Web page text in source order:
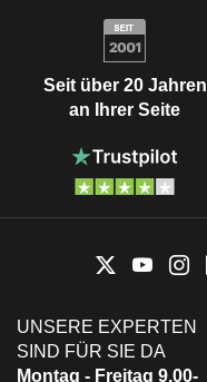
Seit über 20 Jahren
an Ihrer Seite
UNSERE EXPERTEN
SIND FÜR SIE DA
Montag - Freitag 9.00-